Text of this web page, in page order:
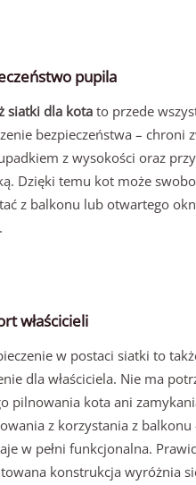
pupila
siatki dla kota to przede
bezpieczeństwa – chroni
z wysokości oraz
Dzięki temu kot może
z balkonu lub otwartego
właścicieli
w postaci siatki to
dla właściciela. Nie ma
pilnowania kota ani
z korzystania z balkonu
w pełni funkcjonalna.
konstrukcja wyróżnia